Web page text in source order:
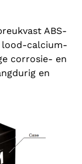
ABS-
lood-calcium-
corrosie- en
en